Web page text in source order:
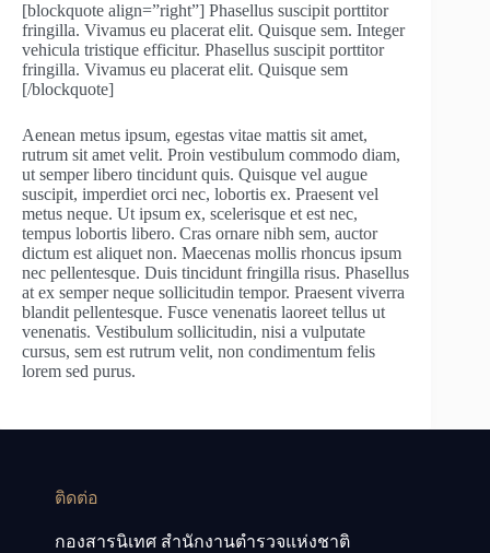
[blockquote align=”right”] Phasellus suscipit porttitor
fringilla. Vivamus eu placerat elit. Quisque sem. Integer
vehicula tristique efficitur. Phasellus suscipit porttitor
fringilla. Vivamus eu placerat elit. Quisque sem
[/blockquote]
Aenean metus ipsum, egestas vitae mattis sit amet,
rutrum sit amet velit. Proin vestibulum commodo diam,
ut semper libero tincidunt quis. Quisque vel augue
suscipit, imperdiet orci nec, lobortis ex. Praesent vel
metus neque. Ut ipsum ex, scelerisque et est nec,
tempus lobortis libero. Cras ornare nibh sem, auctor
dictum est aliquet non. Maecenas mollis rhoncus ipsum
nec pellentesque. Duis tincidunt fringilla risus. Phasellus
at ex semper neque sollicitudin tempor. Praesent viverra
blandit pellentesque. Fusce venenatis laoreet tellus ut
venenatis. Vestibulum sollicitudin, nisi a vulputate
cursus, sem est rutrum velit, non condimentum felis
lorem sed purus.
ติดต่อ
กองสารนิเทศ สำนักงานตำรวจแห่งชาติ